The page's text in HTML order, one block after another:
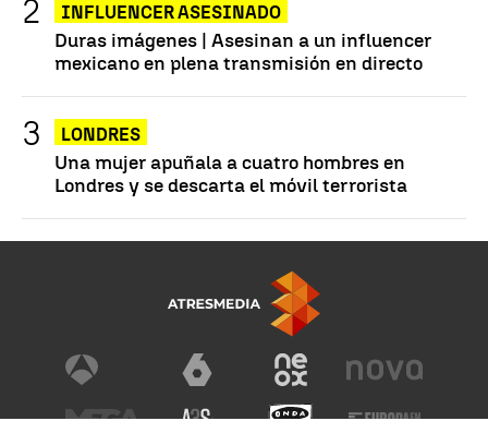
INFLUENCER ASESINADO
Duras imágenes | Asesinan a un influencer
mexicano en plena transmisión en directo
LONDRES
Una mujer apuñala a cuatro hombres en
Londres y se descarta el móvil terrorista